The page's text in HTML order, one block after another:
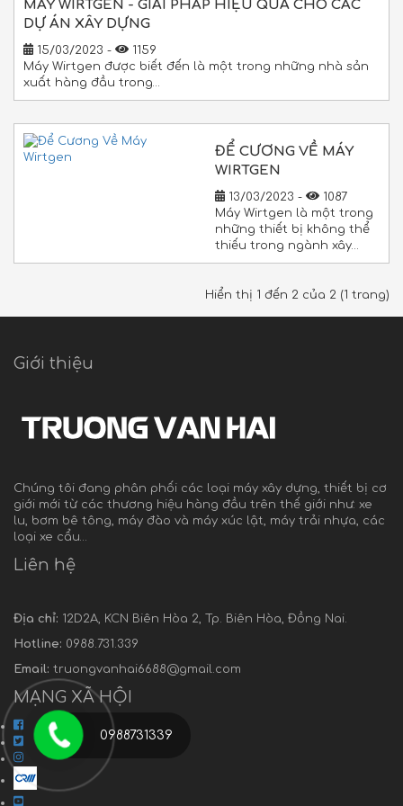
MÁY WIRTGEN - GIẢI PHÁP HIỆU QUẢ CHO CÁC
DỰ ÁN XÂY DỰNG
15/03/2023 -
1159
Máy Wirtgen được biết đến là một trong những nhà sản
xuất hàng đầu trong…
ĐỂ CƯƠNG VỀ MÁY
WIRTGEN
13/03/2023 -
1087
Máy Wirtgen là một trong
những thiết bị không thể
thiếu trong ngành xây…
Hiển thị 1 đến 2 của 2 (1 trang)
Giới thiệu
Chúng tôi đang phân phối các loại máy xây dựng, thiết bị cơ
giới mới từ các thương hiệu hàng đầu trên thế giới như: xe
lu, bơm bê tông, máy đào và máy xúc lật, máy trải nhựa, các
loại xe cẩu…
Liên hệ
Địa chỉ: 12D2A, KCN Biên Hòa 2, Tp. Biên Hòa, Đồng Nai.
Hotline: 0988.731.339
Email: truongvanhai6688@gmail.com
MẠNG XÃ HỘI
0988731339